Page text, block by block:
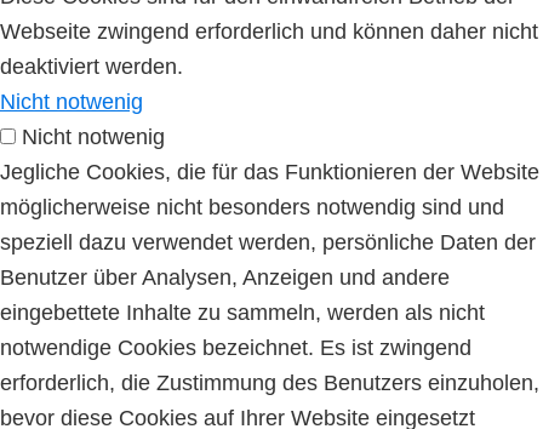
Webseite zwingend erforderlich und können daher nicht
deaktiviert werden.
Nicht notwenig
Nicht notwenig
Jegliche Cookies, die für das Funktionieren der Website
möglicherweise nicht besonders notwendig sind und
speziell dazu verwendet werden, persönliche Daten der
Benutzer über Analysen, Anzeigen und andere
eingebettete Inhalte zu sammeln, werden als nicht
notwendige Cookies bezeichnet. Es ist zwingend
erforderlich, die Zustimmung des Benutzers einzuholen,
bevor diese Cookies auf Ihrer Website eingesetzt